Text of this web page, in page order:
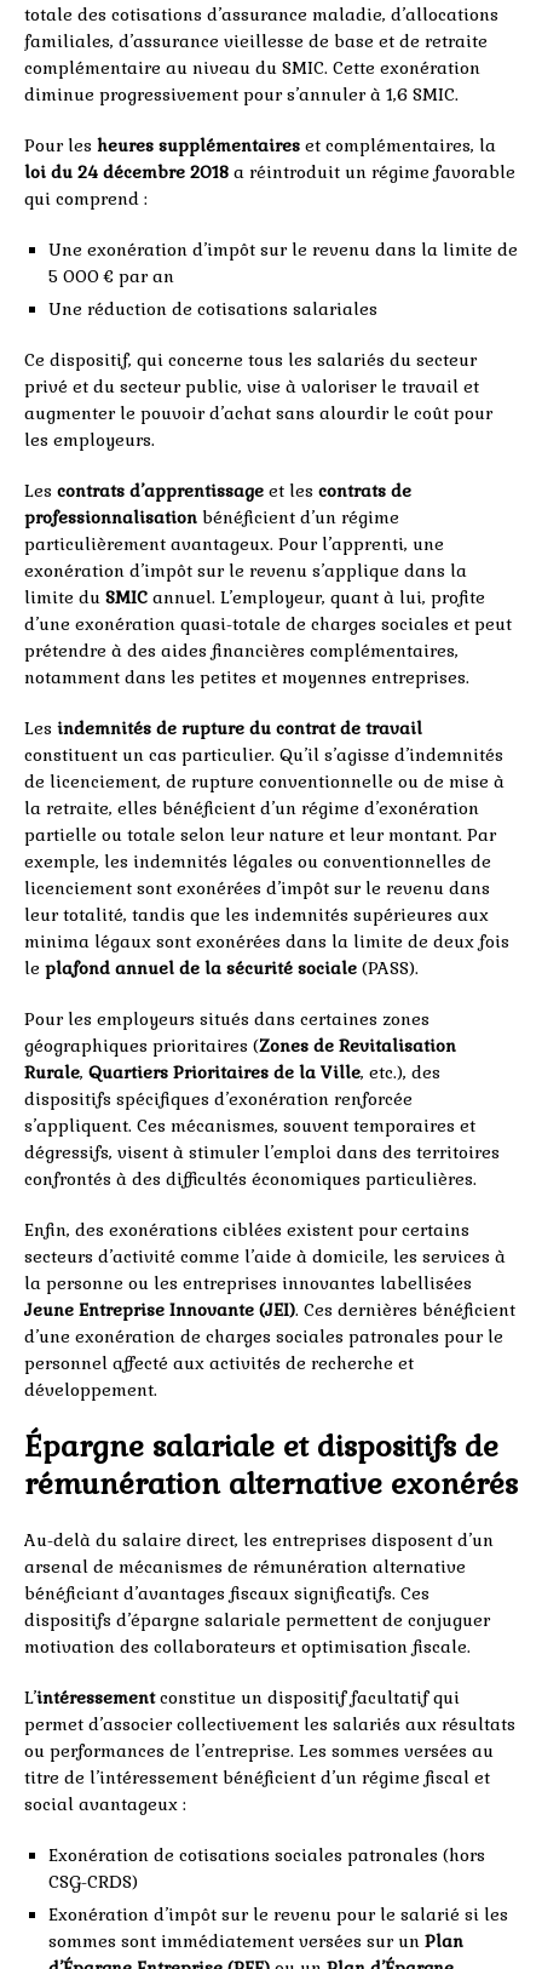
totale des cotisations d’assurance maladie, d’allocations
familiales, d’assurance vieillesse de base et de retraite
complémentaire au niveau du SMIC. Cette exonération
diminue progressivement pour s’annuler à 1,6 SMIC.
Pour les heures supplémentaires et complémentaires, la
loi du 24 décembre 2018 a réintroduit un régime favorable
qui comprend :
Une exonération d’impôt sur le revenu dans la limite de
5 000 € par an
Une réduction de cotisations salariales
Ce dispositif, qui concerne tous les salariés du secteur
privé et du secteur public, vise à valoriser le travail et
augmenter le pouvoir d’achat sans alourdir le coût pour
les employeurs.
Les contrats d’apprentissage et les contrats de
professionnalisation bénéficient d’un régime
particulièrement avantageux. Pour l’apprenti, une
exonération d’impôt sur le revenu s’applique dans la
limite du SMIC annuel. L’employeur, quant à lui, profite
d’une exonération quasi-totale de charges sociales et peut
prétendre à des aides financières complémentaires,
notamment dans les petites et moyennes entreprises.
Les indemnités de rupture du contrat de travail
constituent un cas particulier. Qu’il s’agisse d’indemnités
de licenciement, de rupture conventionnelle ou de mise à
la retraite, elles bénéficient d’un régime d’exonération
partielle ou totale selon leur nature et leur montant. Par
exemple, les indemnités légales ou conventionnelles de
licenciement sont exonérées d’impôt sur le revenu dans
leur totalité, tandis que les indemnités supérieures aux
minima légaux sont exonérées dans la limite de deux fois
le plafond annuel de la sécurité sociale (PASS).
Pour les employeurs situés dans certaines zones
géographiques prioritaires (Zones de Revitalisation
Rurale, Quartiers Prioritaires de la Ville, etc.), des
dispositifs spécifiques d’exonération renforcée
s’appliquent. Ces mécanismes, souvent temporaires et
dégressifs, visent à stimuler l’emploi dans des territoires
confrontés à des difficultés économiques particulières.
Enfin, des exonérations ciblées existent pour certains
secteurs d’activité comme l’aide à domicile, les services à
la personne ou les entreprises innovantes labellisées
Jeune Entreprise Innovante (JEI). Ces dernières bénéficient
d’une exonération de charges sociales patronales pour le
personnel affecté aux activités de recherche et
développement.
Épargne salariale et dispositifs de
rémunération alternative exonérés
Au-delà du salaire direct, les entreprises disposent d’un
arsenal de mécanismes de rémunération alternative
bénéficiant d’avantages fiscaux significatifs. Ces
dispositifs d’épargne salariale permettent de conjuguer
motivation des collaborateurs et optimisation fiscale.
L’intéressementconstitue un dispositif facultatif qui
permet d’associer collectivement les salariés aux résultats
ou performances de l’entreprise. Les sommes versées au
titre de l’intéressement bénéficient d’un régime fiscal et
social avantageux :
Exonération de cotisations sociales patronales (hors
CSG-CRDS)
Exonération d’impôt sur le revenu pour le salarié si les
sommes sont immédiatement versées sur un Plan